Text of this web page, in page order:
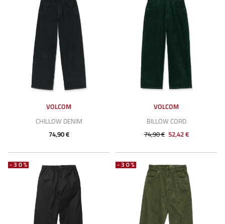
VOLCOM
CHILLOW DENIM
74,90 €
VOLCOM
BILLOW CORD
74,90 € 52,42 €
-30% -30%